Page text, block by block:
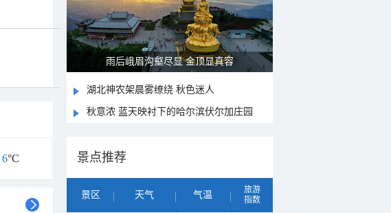
6°C
雨后峨眉沟壑尽显 金顶显真容
湖北神农架晨雾缭绕 秋色迷人
秋意浓 蓝天映衬下的哈尔滨伏尔加庄园
景点推荐
景区 天气 气温
旅游
指数